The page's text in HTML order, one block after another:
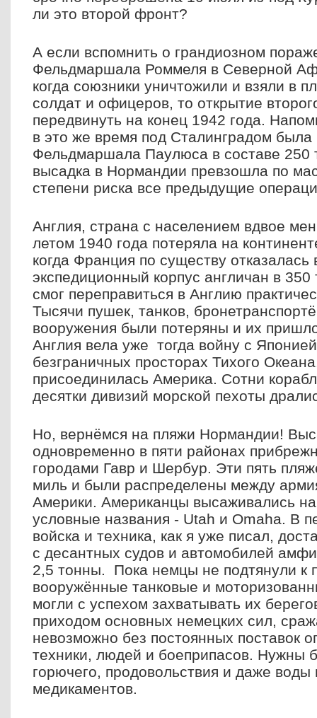
ли это второй фронт?
А если вспомнить о грандиозном
Фельдмаршала Роммеля в Северной
когда союзники уничтожили и взяли в
солдат и офицеров, то открытие
передвинуть на конец 1942 года.
в это же время под Сталинградом
Фельдмаршала Паулюса в составе 250
высадка в Нормандии превзошла по
степени риска все предыдущие
Англия, страна с населением вдвое
летом 1940 года потеряла на
когда Франция по существу отказалась
экспедиционный корпус англичан в
смог переправиться в Англию
Тысячи пушек, танков,
вооружения были потеряны и их
Англия вела уже тогда войну с
безграничных просторах Тихого
присоединилась Америка. Сотни
десятки дивизий морской пехоты
Но, вернёмся на пляжи Нормандии!
одновременно в пяти районах
городами Гавр и Шербур. Эти пять
миль и были распределены между
Америки. Американцы высаживались
условные названия - Utah и Omaha. В
войска и техника, как я уже писал,
с десантных судов и автомобилей
2,5 тонны. Пока немцы не подтянули к
вооружённые танковые и
могли с успехом захватывать их
приходом основных немецких сил,
невозможно без постоянных поставок
техники, людей и боеприпасов. Нужны
горючего, продовольствия и даже воды
медикаментов.